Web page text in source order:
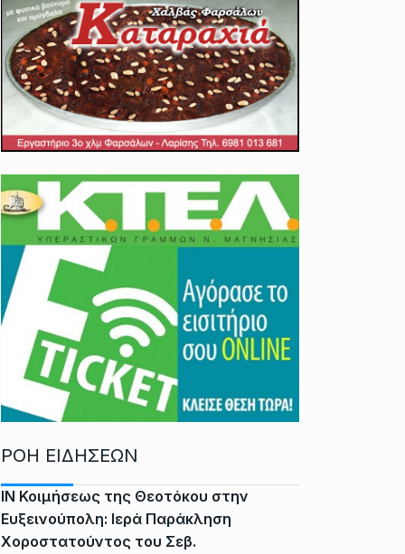
ΡΟΗ ΕΙΔΗΣΕΩΝ
ΙΝ Κοιμήσεως της Θεοτόκου στην
Ευξεινούπολη: Ιερά Παράκληση
Χοροστατούντος του Σεβ.